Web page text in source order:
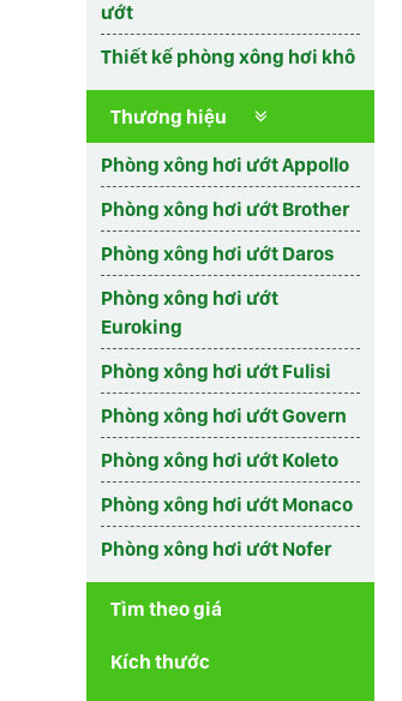
ướt
Thiết kế phòng xông hơi khô
Thương hiệu
Phòng xông hơi ướt Appollo
Phòng xông hơi ướt Brother
Phòng xông hơi ướt Daros
Phòng xông hơi ướt
Euroking
Phòng xông hơi ướt Fulisi
Phòng xông hơi ướt Govern
Phòng xông hơi ướt Koleto
Phòng xông hơi ướt Monaco
Phòng xông hơi ướt Nofer
Tìm theo giá
Kích thước